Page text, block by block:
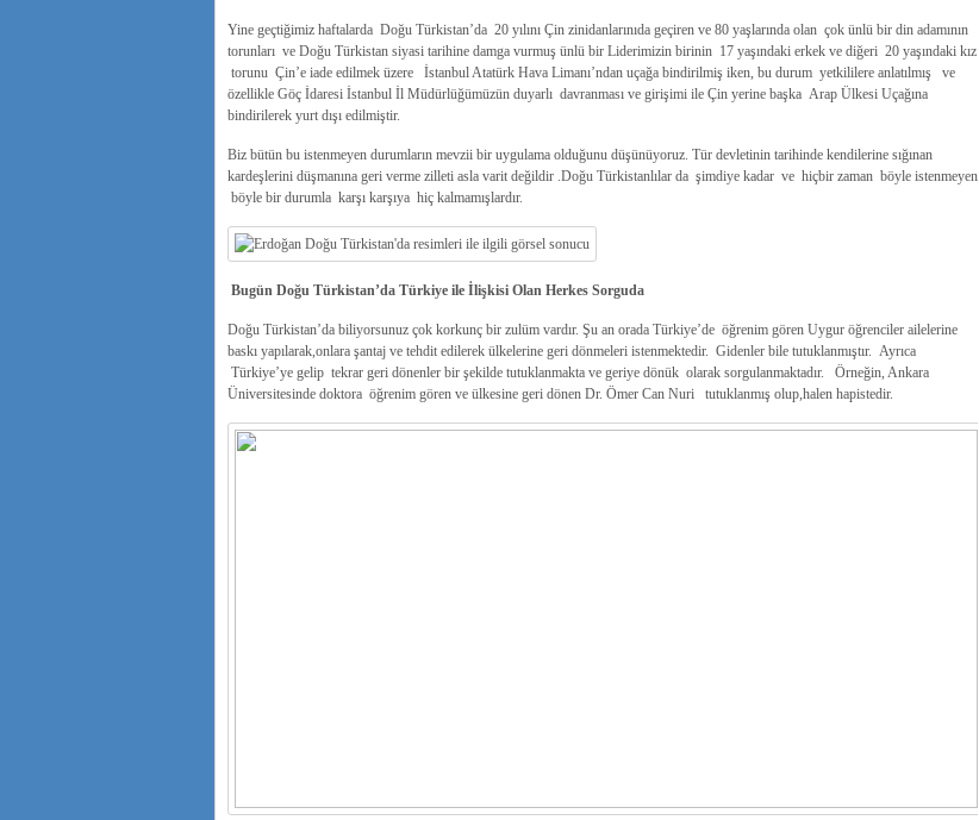
Yine geçtiğimiz haftalarda Doğu Türkistan’da 20 yılını Çin zinidanlarınıda geçiren ve 80 yaşlarında olan çok ünlü bir din adamının
torunları ve Doğu Türkistan siyasi tarihine damga vurmuş ünlü bir Liderimizin birinin 17 yaşındaki erkek ve diğeri 20 yaşındaki kız
torunu Çin’e iade edilmek üzere İstanbul Atatürk Hava Limanı’ndan uçağa bindirilmiş iken, bu durum yetkililere anlatılmış ve
özellikle Göç İdaresi İstanbul İl Müdürlüğümüzün duyarlı davranması ve girişimi ile Çin yerine başka Arap Ülkesi Uçağına
bindirilerek yurt dışı edilmiştir.
Biz bütün bu istenmeyen durumların mevzii bir uygulama olduğunu düşünüyoruz. Tür devletinin tarihinde kendilerine sığınan
kardeşlerini düşmanına geri verme zilleti asla varit değildir .Doğu Türkistanlılar da şimdiye kadar ve hiçbir zaman böyle istenmeyen
böyle bir durumla karşı karşıya hiç kalmamışlardır.
Bugün Doğu Türkistan’da Türkiye ile İlişkisi Olan Herkes Sorguda
Doğu Türkistan’da biliyorsunuz çok korkunç bir zulüm vardır. Şu an orada Türkiye’de öğrenim gören Uygur öğrenciler ailelerine
baskı yapılarak,onlara şantaj ve tehdit edilerek ülkelerine geri dönmeleri istenmektedir. Gidenler bile tutuklanmıştır. Ayrıca
Türkiye’ye gelip tekrar geri dönenler bir şekilde tutuklanmakta ve geriye dönük olarak sorgulanmaktadır. Örneğin, Ankara
Üniversitesinde doktora öğrenim gören ve ülkesine geri dönen Dr. Ömer Can Nuri tutuklanmış olup,halen hapistedir.